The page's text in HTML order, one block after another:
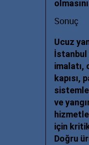
Sonuç
Ucuz
İstanbul
imalatı,
kapısı,
ve
için
Doğru